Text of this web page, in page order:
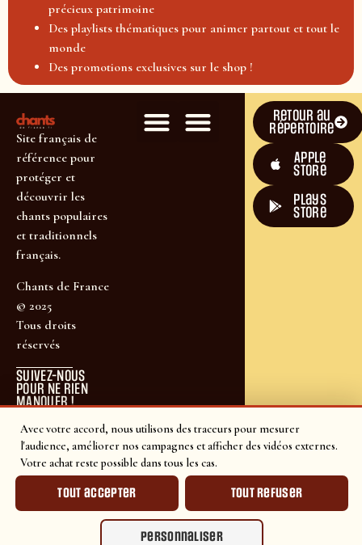
Avec votre accord, nous utilisons des traceurs pour mesurer
l'audience, améliorer nos campagnes et afficher des vidéos externes.
Votre achat reste possible dans tous les cas.
Tout accepter Tout refuser
Personnaliser
précieux patrimoine
Des playlists thématiques pour animer partout et tout le
monde
Des promotions exclusives sur le shop !
Site français de
référence pour
protéger et
découvrir les
chants populaires
et traditionnels
français.
Chants de France
© 2025
Tous droits
réservés
SUIVEZ-NOUS
POUR NE RIEN
MANQUER !
Retour au
répertoire
Apple
Store
plays
store